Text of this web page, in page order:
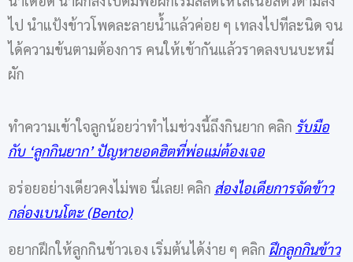
ไป นำแป้งข้าวโพดละลายน้ำแล้วค่อย ๆ เทลงไปทีละนิด จน
ได้ความข้นตามต้องการ คนให้เข้ากันแล้วราดลงบนบะหมี่
ผัก
ทำความเข้าใจลูกน้อยว่าทำไมช่วงนี้ถึงกินยาก คลิก รับมือ
กับ ‘ลูกกินยาก’ ปัญหายอดฮิตที่พ่อแม่ต้องเจอ
อร่อยอย่างเดียวคงไม่พอ นี่เลย! คลิก ส่องไอเดียการจัดข้าว
กล่องเบนโตะ (Bento)
อยากฝึกให้ลูกกินข้าวเอง เริ่มต้นได้ง่าย ๆ คลิก ฝึกลูกกินข้าว